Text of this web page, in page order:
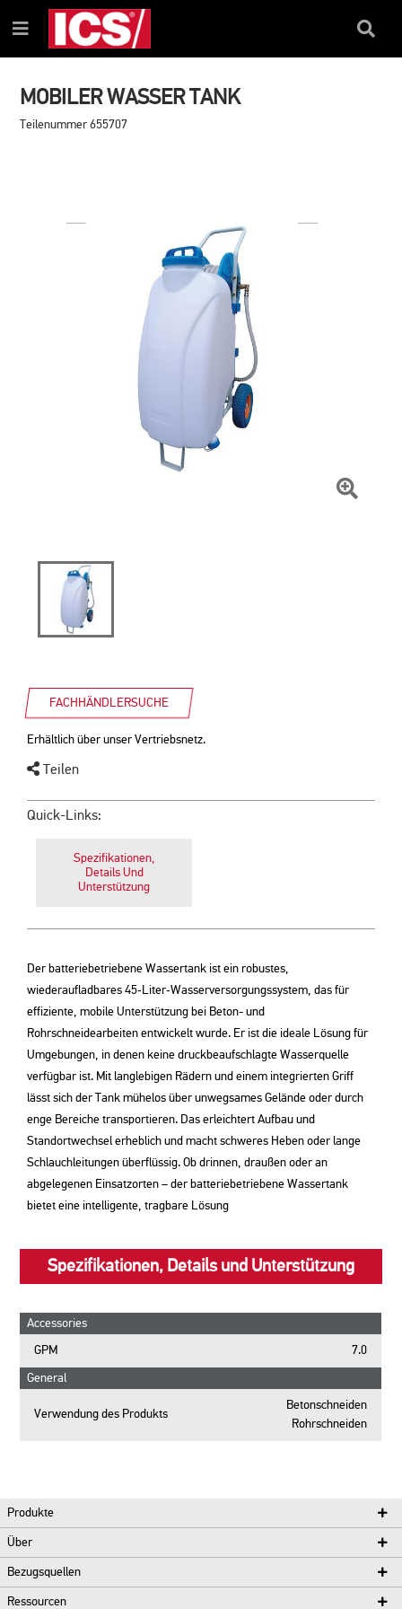
INHALT
NAVIGATIONSMENÜ
Menü
MOBILER WASSER TANK
Teilenummer 655707
FACHHÄNDLERSUCHE
Erhältlich über unser Vertriebsnetz.
Teilen
Quick-Links:
Spezifikationen,
Details Und
Unterstützung
Der batteriebetriebene Wassertank ist ein robustes,
wiederaufladbares 45‑Liter‑Wasserversorgungssystem, das für
effiziente, mobile Unterstützung bei Beton- und
Rohrschneidearbeiten entwickelt wurde. Er ist die ideale Lösung für
Umgebungen, in denen keine druckbeaufschlagte Wasserquelle
verfügbar ist. Mit langlebigen Rädern und einem integrierten Griff
lässt sich der Tank mühelos über unwegsames Gelände oder durch
enge Bereiche transportieren. Das erleichtert Aufbau und
Standortwechsel erheblich und macht schweres Heben oder lange
Schlauchleitungen überflüssig. Ob drinnen, draußen oder an
abgelegenen Einsatzorten – der batteriebetriebene Wassertank
bietet eine intelligente, tragbare Lösung
Spezifikationen, Details und Unterstützung
Accessories
GPM 7.0
General
Verwendung des Produkts
Betonschneiden
Rohrschneiden
Produkte
Über
Bezugsquellen
Ressourcen